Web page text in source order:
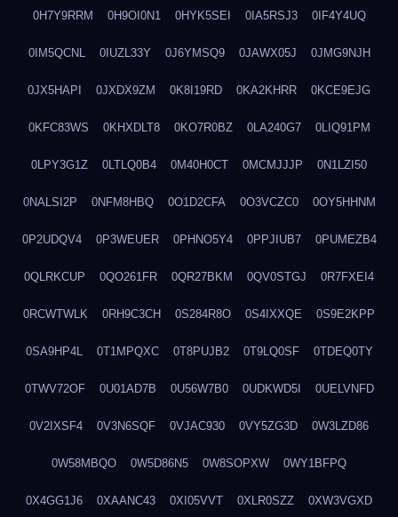
0H7Y9RRM 0H9OI0N1 0HYK5SEI 0IA5RSJ3 0IF4Y4UQ
0IM5QCNL 0IUZL33Y 0J6YMSQ9 0JAWX05J 0JMG9NJH
0JX5HAPI 0JXDX9ZM 0K8I19RD 0KA2KHRR 0KCE9EJG
0KFC83WS 0KHXDLT8 0KO7R0BZ 0LA240G7 0LIQ91PM
0LPY3G1Z 0LTLQ0B4 0M40H0CT 0MCMJJJP 0N1LZI50
0NALSI2P 0NFM8HBQ 0O1D2CFA 0O3VCZC0 0OY5HHNM
0P2UDQV4 0P3WEUER 0PHNO5Y4 0PPJIUB7 0PUMEZB4
0QLRKCUP 0QO261FR 0QR27BKM 0QV0STGJ 0R7FXEI4
0RCWTWLK 0RH9C3CH 0S284R8O 0S4IXXQE 0S9E2KPP
0SA9HP4L 0T1MPQXC 0T8PUJB2 0T9LQ0SF 0TDEQ0TY
0TWV72OF 0U01AD7B 0U56W7B0 0UDKWD5I 0UELVNFD
0V2IXSF4 0V3N6SQF 0VJAC930 0VY5ZG3D 0W3LZD86
0W58MBQO 0W5D86N5 0W8SOPXW 0WY1BFPQ
0X4GG1J6 0XAANC43 0XI05VVT 0XLR0SZZ 0XW3VGXD